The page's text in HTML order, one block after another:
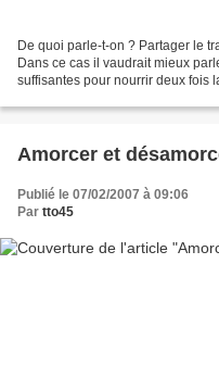
De quoi parle-t-on ? Partager le
Dans ce cas il vaudrait mieux
suffisantes pour nourrir deux fois
Amorcer et
Publié le 07/02/2007 à 09:06
Par tto45